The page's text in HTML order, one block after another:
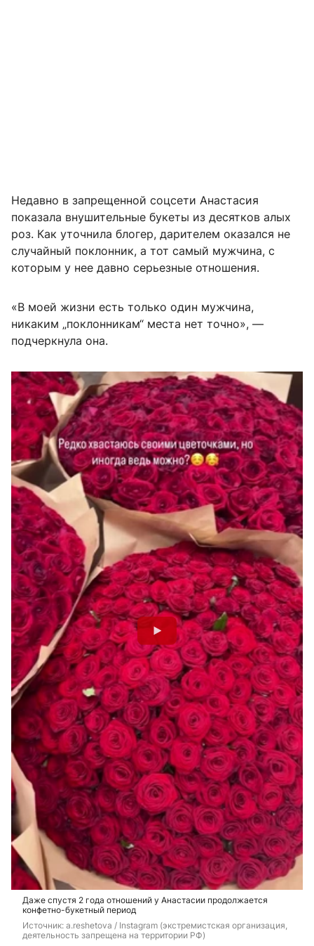
Недавно в запрещенной соцсети Анастасия
показала внушительные букеты из десятков алых
роз. Как уточнила блогер, дарителем оказался не
случайный поклонник, а тот самый мужчина, с
которым у нее давно серьезные отношения.
«В моей жизни есть только один мужчина,
никаким „поклонникам“ места нет точно», —
подчеркнула она.
Даже спустя 2 года отношений у Анастасии продолжается
конфетно-букетный период
Источник: a.reshetova / Instagram (экстремистская организация,
деятельность запрещена на территории РФ)